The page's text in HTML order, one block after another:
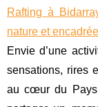
Rafting à
nature et
Envie d’une
sensations, rires
au cœur du Pays